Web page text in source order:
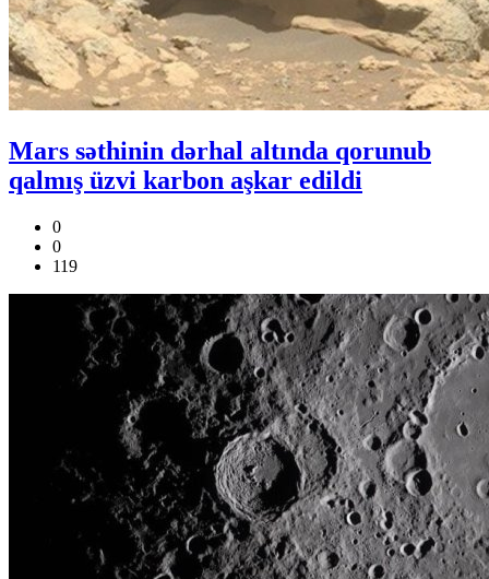
Mars səthinin dərhal altında qorunub
qalmış üzvi karbon aşkar edildi
0
0
119